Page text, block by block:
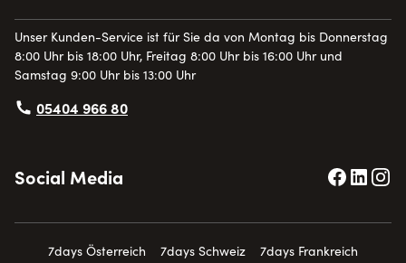
Unser Kunden-Service ist für Sie da von Montag bis Donnerstag
8:00 Uhr bis 18:00 Uhr, Freitag 8:00 Uhr bis 16:00 Uhr und
Samstag 9:00 Uhr bis 13:00 Uhr
05404 966 80
Social Media
7days Österreich 7days Schweiz
7days Frankreich